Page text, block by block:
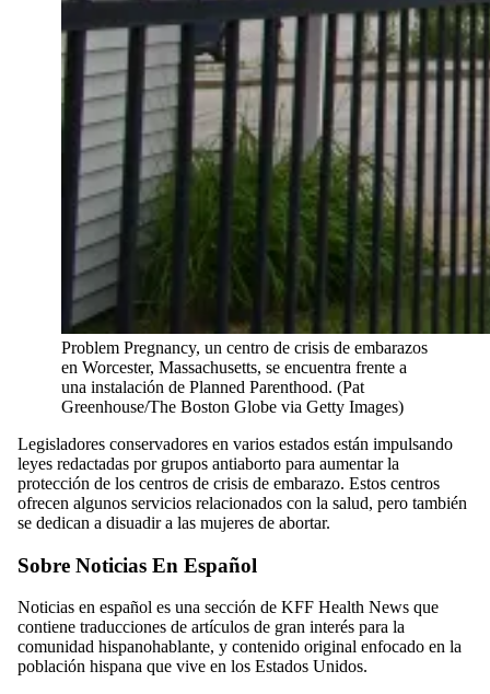
Problem Pregnancy, un centro de crisis de embarazos
en Worcester, Massachusetts, se encuentra frente a
una instalación de Planned Parenthood. (Pat
Greenhouse/The Boston Globe via Getty Images)
Legisladores conservadores en varios estados están impulsando
leyes redactadas por grupos antiaborto para aumentar la
protección de los centros de crisis de embarazo. Estos centros
ofrecen algunos servicios relacionados con la salud, pero también
se dedican a disuadir a las mujeres de abortar.
Sobre Noticias En Español
Noticias en español es una sección de KFF Health News que
contiene traducciones de artículos de gran interés para la
comunidad hispanohablante, y contenido original enfocado en la
población hispana que vive en los Estados Unidos.